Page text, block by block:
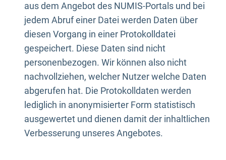
aus dem Angebot des NUMIS-Portals und bei
jedem Abruf einer Datei werden Daten über
diesen Vorgang in einer Protokolldatei
gespeichert. Diese Daten sind nicht
personenbezogen. Wir können also nicht
nachvollziehen, welcher Nutzer welche Daten
abgerufen hat. Die Protokolldaten werden
lediglich in anonymisierter Form statistisch
ausgewertet und dienen damit der inhaltlichen
Verbesserung unseres Angebotes.